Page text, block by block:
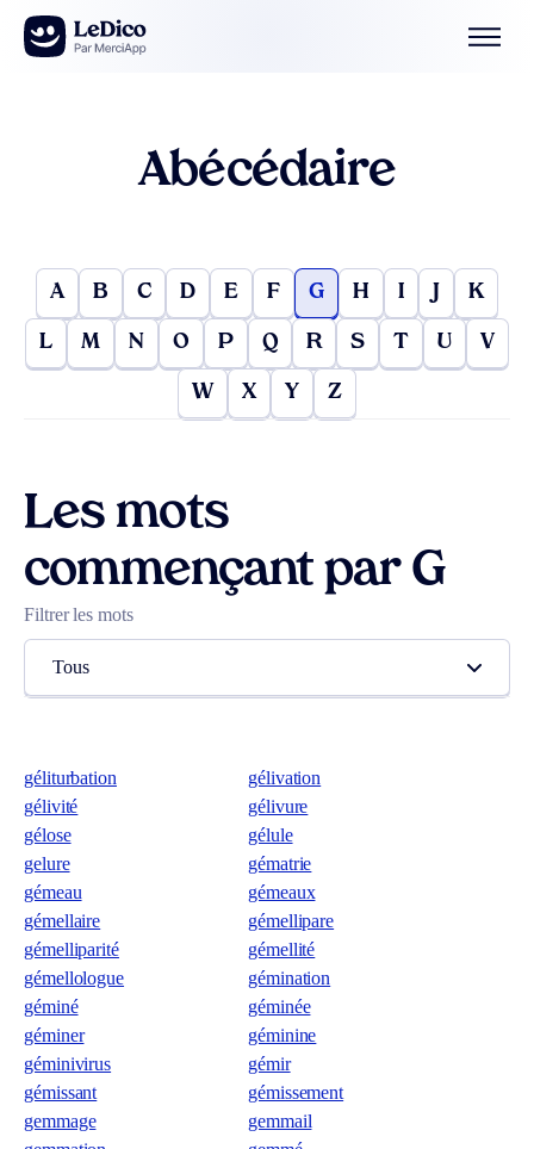
Aller au contenu
Abécédaire
A B C D E F G H I J K
L M N O P Q R S T U V
W X Y Z
Les mots
commençant par G
Filtrer les mots
Tous
géliturbation
gélivation
gélivité
gélivure
gélose
gélule
gelure
gématrie
gémeau
gémeaux
gémellaire
gémellipare
gémelliparité
gémellité
gémellologue
gémination
géminé
géminée
géminer
géminine
géminivirus
gémir
gémissant
gémissement
gemmage
gemmail